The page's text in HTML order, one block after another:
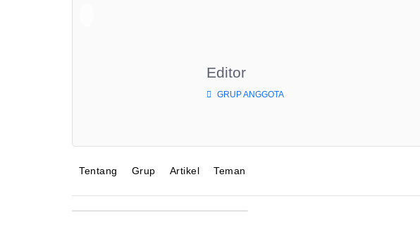
Editor
GRUP ANGGOTA
Tentang Grup Artikel Teman